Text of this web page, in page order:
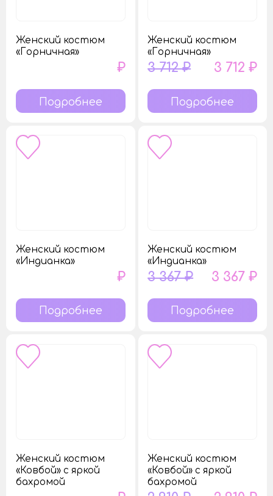
Женский костюм
«Горничная»
₽
Подробнее
Женский костюм
«Горничная»
3 712 ₽ 3 712 ₽
Подробнее
Женский костюм
«Индианка»
₽
Подробнее
Женский костюм
«Индианка»
3 367 ₽ 3 367 ₽
Подробнее
Женский костюм
«Ковбой» с яркой
бахромой
Женский костюм
«Ковбой» с яркой
бахромой